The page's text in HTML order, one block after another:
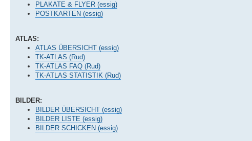
PLAKATE & FLYER (essig)
POSTKARTEN (essig)
ATLAS:
ATLAS ÜBERSICHT (essig)
TK-ATLAS (Rud)
TK-ATLAS FAQ (Rud)
TK-ATLAS STATISTIK (Rud)
BILDER:
BILDER ÜBERSICHT (essig)
BILDER LISTE (essig)
BILDER SCHICKEN (essig)